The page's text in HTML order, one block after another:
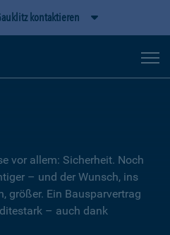
kontaktieren
vor allem: Sicherheit. Noch
– und der Wunsch, ins
größer. Ein Bausparvertrag
– auch dank